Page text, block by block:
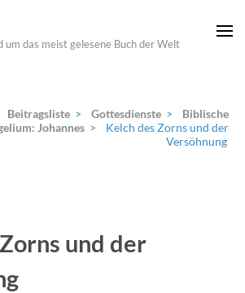
um das meist gelesene Buch der Welt
Beitragsliste > Gottesdienste >
Biblische
Johannes >
Kelch des Zorns und der
Versöhnung
und der